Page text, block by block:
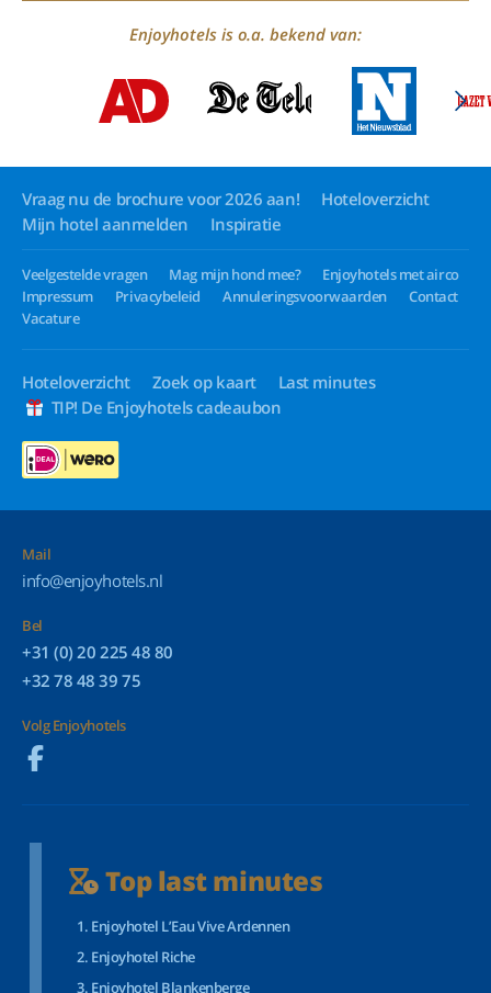
Enjoyhotels is o.a. bekend van:
Vraag nu de brochure voor 2026 aan!
Hoteloverzicht
Mijn hotel aanmelden
Inspiratie
Veelgestelde vragen Mag mijn hond mee?
Enjoyhotels met airco
Impressum
Privacybeleid Annuleringsvoorwaarden
Contact
Vacature
Hoteloverzicht Zoek op kaart
Last minutes
TIP! De Enjoyhotels cadeaubon
Mail
info@enjoyhotels.nl
Bel
+31 (0) 20 225 48 80
+32 78 48 39 75
Volg Enjoyhotels
Top last minutes
Enjoyhotel L’Eau Vive Ardennen
Enjoyhotel Riche
Enjoyhotel Blankenberge